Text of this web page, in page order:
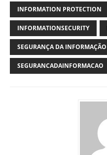
INFORMATION PROTECTION
INFORMATIONSECURITY
SEGURANÇA DA INFORMAÇÃO
SEGURANCADAINFORMACAO